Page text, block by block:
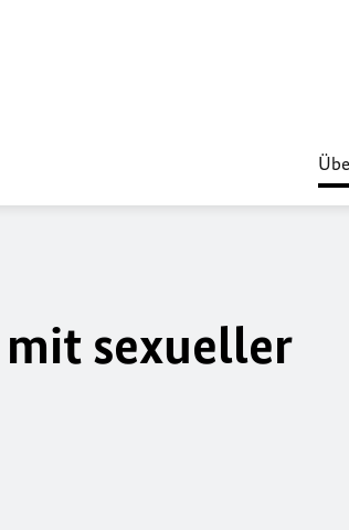
sexueller